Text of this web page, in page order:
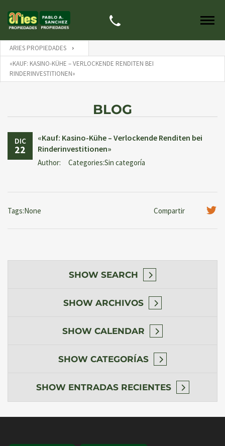
ARIES PROPIEDADES
«KAUF: KASINO-KÜHE – VERLOCKENDE RENDITEN BEI
RINDERINVESTITIONEN»
BLOG
DIC
22
«Kauf: Kasino-Kühe – Verlockende Renditen bei
Rinderinvestitionen»
Author: Categories:Sin categoría
Compartir
Tags:None
SHOW SEARCH
SHOW ARCHIVOS
SHOW CALENDAR
SHOW CATEGORÍAS
SHOW ENTRADAS RECIENTES